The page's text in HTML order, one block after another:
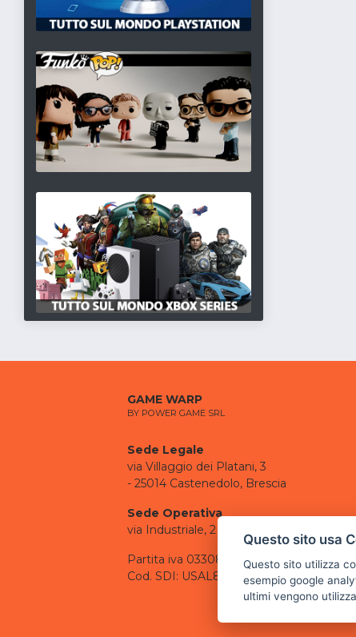
GAME WARP
BY POWER GAME SRL
Sede Legale
via Villaggio dei Platani, 3
- 25014 Castenedolo, Brescia
Sede Operativa
via Industriale, 2 - 25082 Botticino, BS
Partita iva 03308130982
Cod. SDI: USAL8PV
Questo sito usa
Questo sito utilizza
esempio google
ultimi vengono